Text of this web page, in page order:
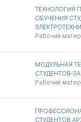
ТЕХНОЛОГИЯ
ОБУЧЕНИЯ
Рабочий
МОДУЛЬНАЯ
СТУДЕНТОВ-
Рабочий
СТУДЕНТОВ